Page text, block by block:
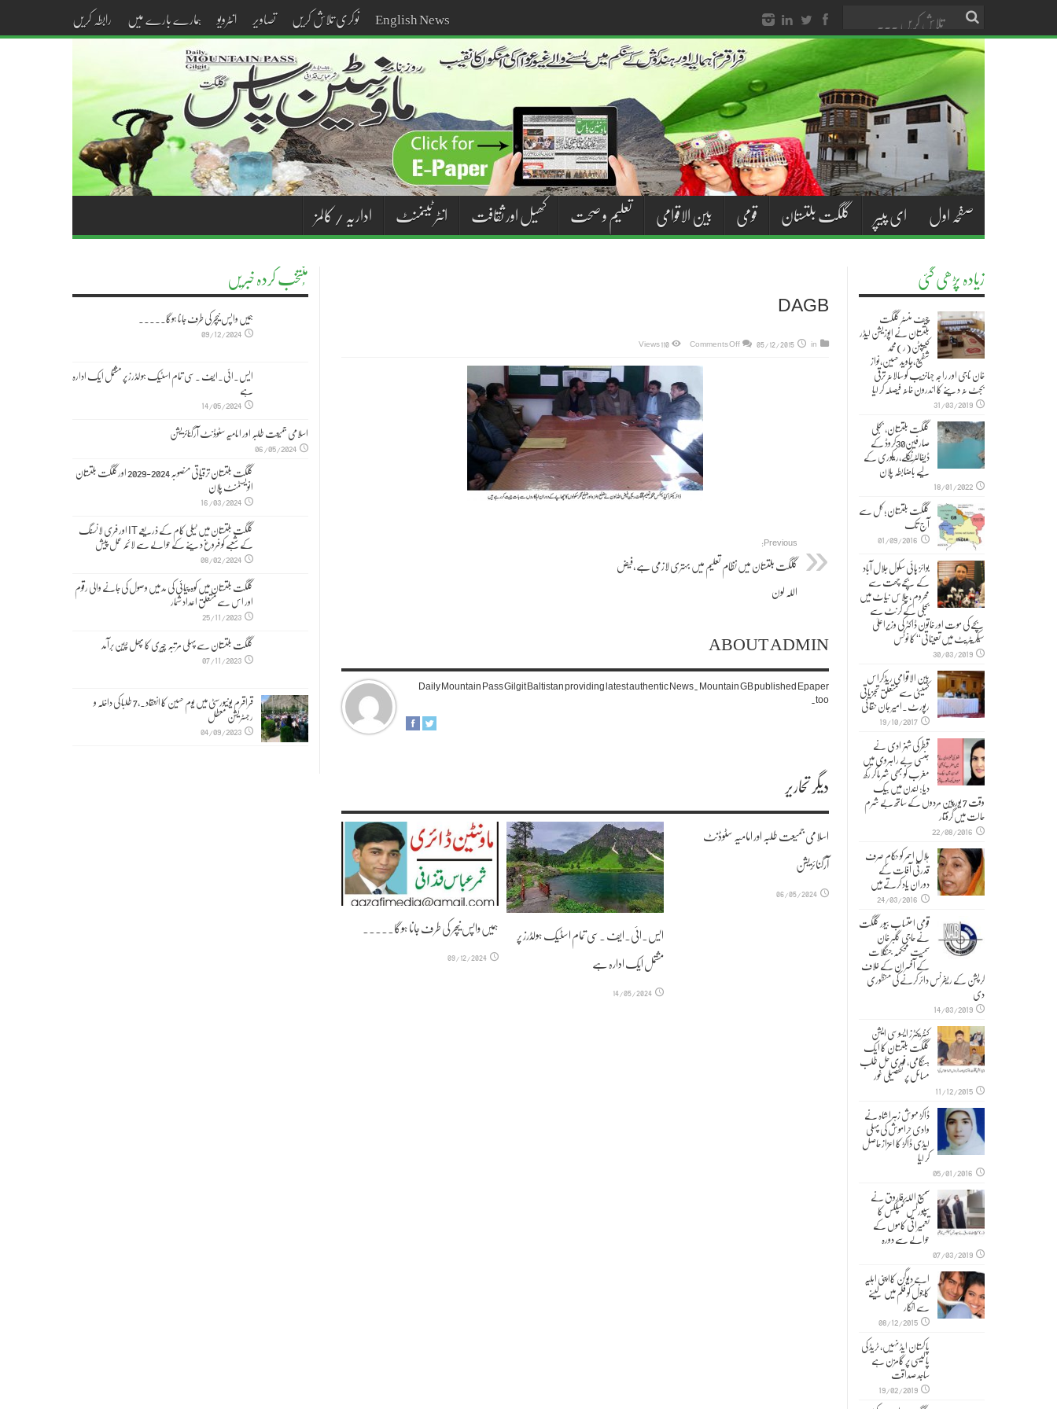
رابطہ کریں ہمارے بارے میں انٹرویو تصاویر نوکری تلاش کریں English News
صفحہ اول ای پیپر گلگت بلتستان قومی بین الاقوامی تعلیم و صحت کھیل اور ثقافت انٹر ٹینمنٹ اداریہ / کالمز
DAGB
in
05/12/2015
Comments Off
on
DAGB
110 Views
Previous:
گلگت بلتستان میں نظام تعلیم میں بہتری لازمی ہے،فیض
اللہ لون
ABOUT ADMIN
Daily Mountain Pass Gilgit Baltistan providing latest authentic News. Mountain GB published Epaper
too.
دیگر تحاریر
ہمیں واپس نیچر کی طرف جانا ہوگا۔۔۔۔۔
09/12/2024
ایس۔ائی۔ایف ۔سی تمام اسٹیک ہولڈرز پر
مشتمل ایک ادارہ ہے
14/05/2024
اسلامی جمیعت طلبہ اور امامیہ سٹوڈنٹ
آرگنائزیشن
06/05/2024
زیادہ پڑھی گئی
چیف منسٹر گلگت
بلتستان نے اپوزیشن لیڈر
کیپٹن(ر)محمد
شفیع،جاوید حسین،نواز
خان ناجی اور راجہ جہانزیب کو سالانہ ترقی
بجٹ نہ دینے کا اندرون خانہ فیصلہ کر لیا
31/03/2019
گلگت بلتستان، بجلی
صارفین30کروڈ کے
ڈیفالٹر نکلے,ریکوری کے
لیے باضابطہ پلان
18/01/2022
گلگت بلتستان؛ کل سے
آج تک
01/09/2016
بوائز ہائی سکول جلال آباد
کے بچے چھت سے
محروم ، چلاس نیاٹ میں
بجلی کے کرنٹ سے
بچے کی موت اور خاتون ڈاکٹر کی وزیراعلیٰ
سیکریٹریٹ میں تعیناتی‘‘ کا نوٹس
30/03/2019
بین الاقوامی ریڈکراس
کمیٹی سے متعلق تجزیاتی
رپورٹ۔امیر جان حقانی
19/10/2017
قطر کی شہزادی نے
جنسی بے راہروی میں
مغرب کو بھی شرما کر رکھ
دیا: لندن میں بیک
وقت 7 یورپین مردوں کے ساتھ بے شرم
حالت میں گرفتار
22/08/2016
ہلالِ احمر کو حکام صرف
قدرتی آفات کے
دوران یاد کرتے ہیں
24/03/2016
قومی احتساب بیور گلگت
نے حاجی گلبر خان
سمیت محکمہ جنگلات
کے آفسران کے خلاف
کرپشن کے ریفرنس دائر کرنے کی منظوری
دی
14/03/2019
کنٹریکٹرز ایسوسی ایشن
گلگت بلتستان کا ایک
ہنگامی, فوری حل طلب
مسائل پر تفصیلی غور
11/12/2015
ڈاکڑ مہوش زہرا شاہ نے
وادی حراموش کی پہلی
لیڈی ڈاکڑ کا اعزاز حاصل
کر لیا
05/01/2016
سمیع اللہ فاروق نے
سپورٹس کمپلکس کا
تعمیراتی کاموں کے
حوالے سے دورہ
07/03/2019
اجے دیوگن کااپنی اہلیہ
کاجول کو فلم میں لینے
سے انکار
08/12/2015
پاکستان ایڈ نہیں، ٹریڈ کی
پالیسی پر گامزن ہے
ساجد صداقت
19/02/2019
مُنتخب کردہ خبریں
ہمیں واپس نیچر کی طرف جانا ہوگا۔۔۔۔۔
09/12/2024
ایس۔ائی۔ایف ۔سی تمام اسٹیک ہولڈرز پر مشتمل ایک ادارہ
ہے
14/05/2024
اسلامی جمیعت طلبہ اور امامیہ سٹوڈنٹ آرگنائزیشن
06/05/2024
گلگت بلتستان ترقیاتی منصوبہ 2024-2029 اورگلگت بلتستان
انویسٹمنٹ پلان
16/03/2024
گلگت بلتستان میں ٹیلی کام کے ذریعے IT اور فری لانسنگ
کے شعبے کو فروغ دینے کے حوالے سے لائحہ عمل پیش
08/02/2024
گلگت بلتستان میں کوہ پیمائی کی مد میں وصول کی جانے والی رقوم
اور اس سے متعلق اعداد شمار
25/11/2023
گلگت بلتستان سے پہلی مرتبہ چیری کا پھل چین برآمد
07/11/2023
قراقرم یونیورسٹی میں یوم حسین کا انعقاد۔,7 طلبا کی داخلہ و
رجسٹریشن معطل
04/09/2023